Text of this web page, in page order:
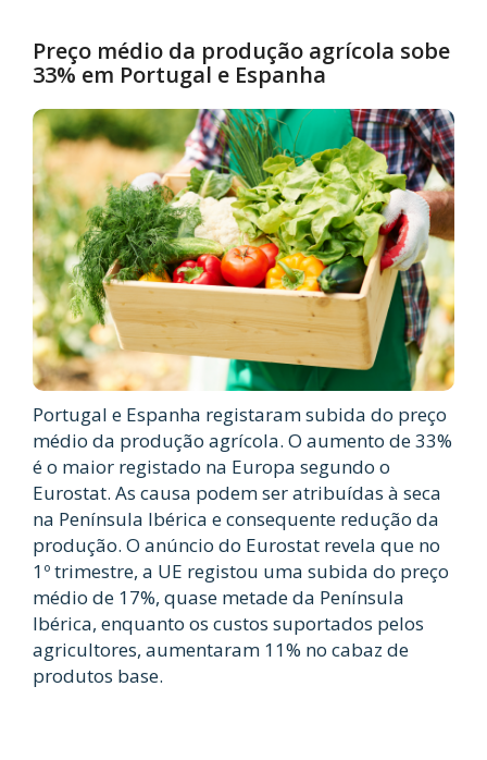
Preço médio da produção agrícola sobe
33% em Portugal e Espanha
Portugal e Espanha registaram subida do preço
médio da produção agrícola. O aumento de 33%
é o maior registado na Europa segundo o
Eurostat. As causa podem ser atribuídas à seca
na Península Ibérica e consequente redução da
produção. O anúncio do Eurostat revela que no
1º trimestre, a UE registou uma subida do preço
médio de 17%, quase metade da Península
Ibérica, enquanto os custos suportados pelos
agricultores, aumentaram 11% no cabaz de
produtos base.